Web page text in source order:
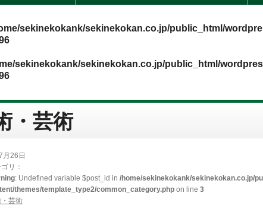
sekinekokank/sekinekokan.co.jp/public_html/
sekinekokank/sekinekokan.co.jp/public_html/
・芸術
月26日
リ：
: Undefined variable $post_id in /home/sekinekokank/sekinekokan.co.jp/
themes/template_type2/common_category.php on line 3
芸術